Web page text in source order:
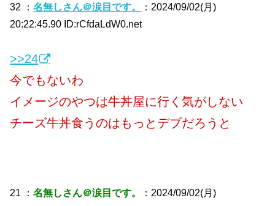
32 ：名無しさん＠涙目です。
：2024/09/02(月)
20:22:45.90 ID:rCfdaLdW0.net
>>24
今でもないわ
イメージのやつは牛丼屋に行く気がしない
チーズ牛丼食うのはもっとデブだろうと
21 ：名無しさん＠涙目です。
：2024/09/02(月)